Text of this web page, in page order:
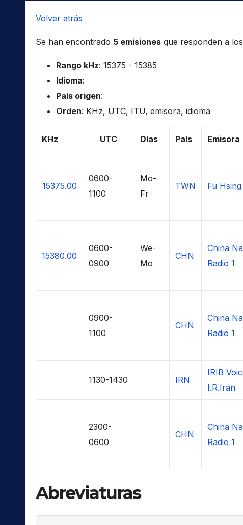
Volver atrás
Se han encontrado 5 emisiones que responden a
Rango kHz: 15375 - 15385
Idioma:
País origen:
Orden: KHz, UTC, ITU, emisora, idioma
KHz UTC Días País Emisora
15375.00
0600-
1100
Mo-
Fr
TWN Fu
15380.00
0600-
0900
We-
Mo
CHN
China
Radio 1
0900-
1100
CHN
China
Radio 1
1130-1430 IRN
IRIB
I.R.Iran
2300-
0600
CHN
China
Radio 1
Abreviaturas